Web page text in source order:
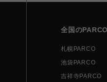
全国の
札幌PARCO
池袋PARCO
吉祥寺PARCO